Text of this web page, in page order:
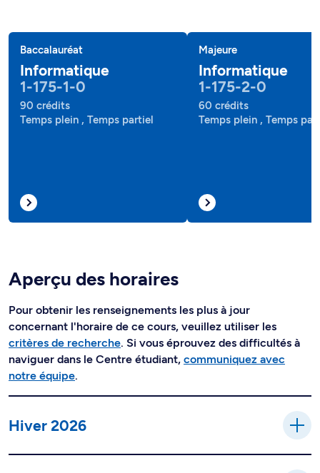
Baccalauréat
Informatique
1-175-1-0
90 crédits
Temps plein , Temps partiel
Majeure
Informatique
1-175-2-0
60 crédits
Temps plein , Temps
Aperçu des horaires
Pour obtenir les renseignements les plus à jour
concernant l'horaire de ce cours, veuillez utiliser les
critères de recherche. Si vous éprouvez des difficultés à
naviguer dans le Centre étudiant, communiquez avec
notre équipe.
Hiver 2026